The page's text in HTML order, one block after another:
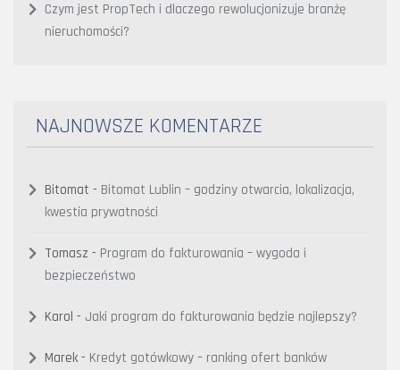
Czym jest PropTech i dlaczego rewolucjonizuje branżę
nieruchomości?
NAJNOWSZE KOMENTARZE
Bitomat - Bitomat Lublin – godziny otwarcia, lokalizacja,
kwestia prywatności
Tomasz - Program do fakturowania – wygoda i
bezpieczeństwo
Karol - Jaki program do fakturowania będzie najlepszy?
Marek - Kredyt gotówkowy – ranking ofert banków